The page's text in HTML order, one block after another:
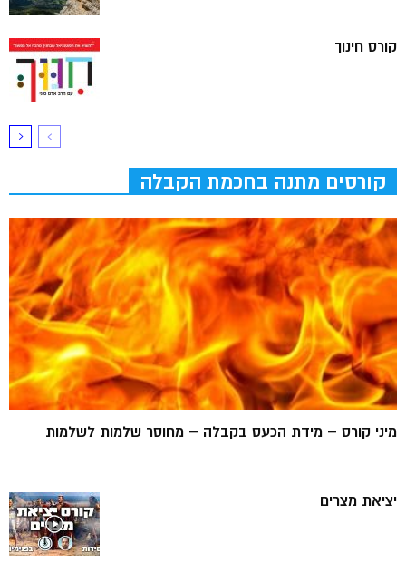
קורס חינוך
קורסים מתנה בחכמת הקבלה
מיני קורס – מידת הכעס בקבלה – מחוסר שלמות לשלמות
יציאת מצרים